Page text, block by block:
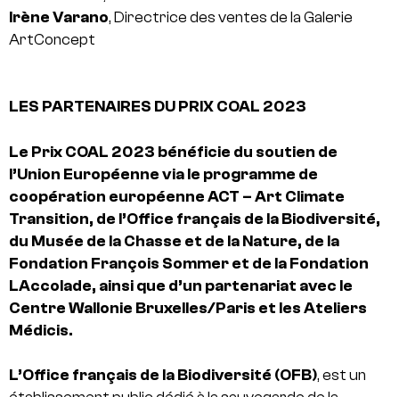
Irène Varano, Directrice des ventes de la Galerie
ArtConcept
LES PARTENAIRES DU PRIX COAL 2023
Le Prix COAL 2023 bénéficie du soutien de
l’Union Européenne via le programme de
coopération européenne ACT – Art Climate
Transition, de l’Office français de la Biodiversité,
du Musée de la Chasse et de la Nature, de la
Fondation François Sommer et de la Fondation
LAccolade, ainsi que d’un partenariat avec le
Centre Wallonie Bruxelles/Paris et les Ateliers
Médicis.
L’Office français de la Biodiversité (OFB), est un